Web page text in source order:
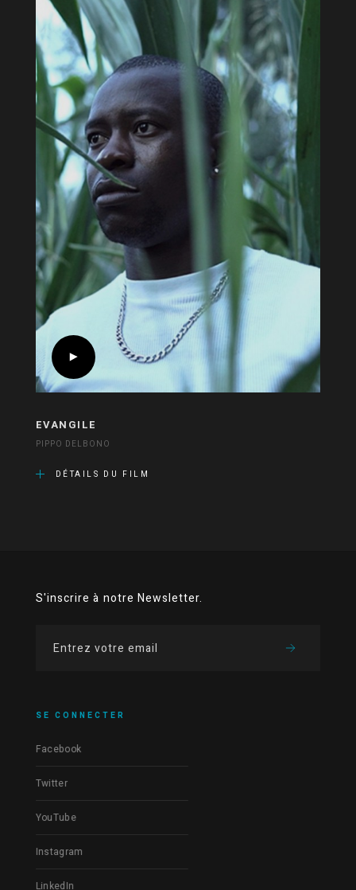
EVANGILE
PIPPO DELBONO
DÉTAILS DU FILM
S'inscrire à notre Newsletter.
SE CONNECTER
Facebook
Twitter
YouTube
Instagram
LinkedIn